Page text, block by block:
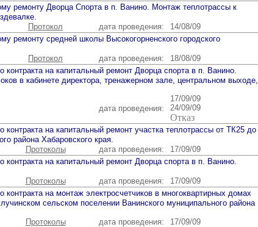
ремонту Дворца Спорта в п. Ванино. Монтаж теплотрассы к
Протокол дата проведения:
14/08/09
ремонту средней школы Высокогорненского городского
Протокол дата проведения:
18/08/09
на капитальный ремонт Дворца спорта в п. Ванино.
в кабинете директора, тренажерном зале, центральном выходе,
дата проведения:
17/09/09
24/09/09
Отказ
на капитальный ремонт участка теплотрассы от ТК25 до
района Хабаровского края.
Протоколы дата проведения:
17/09/09
на капитальный ремонт Дворца спорта в п. Ванино.
Протоколы дата проведения:
17/09/09
на монтаж электросчетчиков в многоквартирных домах
сельском поселении Ванинского муниципального района
Протоколы дата проведения:
17/09/09